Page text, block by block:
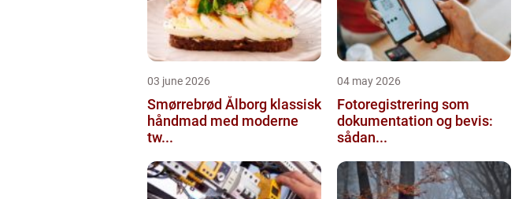
03 june 2026
Smørrebrød Ålborg klassisk
håndmad med moderne
tw...
04 may 2026
Fotoregistrering som
dokumentation og bevis:
sådan...